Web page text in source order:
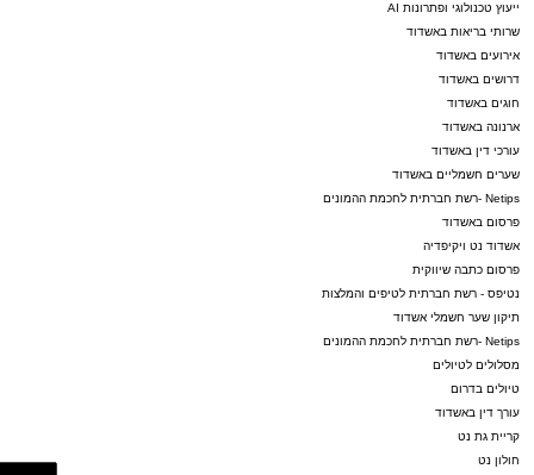
ייעוץ טכנולוגי ופתרונות AI
שרותי בריאות באשדוד
אירועים באשדוד
דרושים באשדוד
חוגים באשדוד
ארנונה באשדוד
עורכי דין באשדוד
שערים חשמליים באשדוד
Netips -רשת חברתית לחכמת ההמונים
פרסום באשדוד
אשדוד נט ויקיפדיה
פרסום כתבה שיווקית
נטיפס - רשת חברתית לטיפים והמלצות
תיקון שער חשמלי אשדוד
Netips -רשת חברתית לחכמת ההמונים
מסלולים לטיולים
טיולים בדרום
עורך דין באשדוד
קריית גת נט
חולון נט